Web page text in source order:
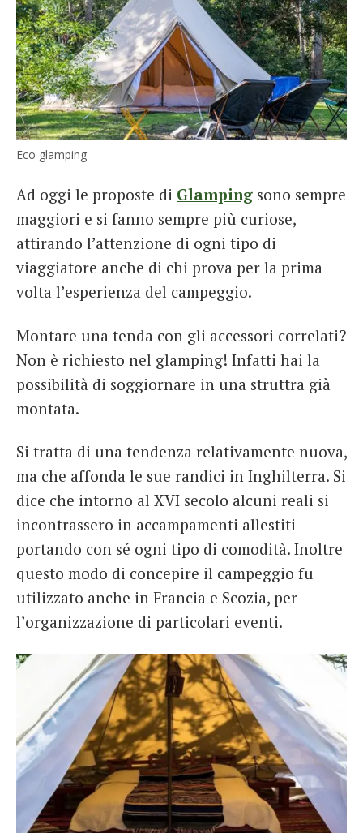
Eco glamping
Ad oggi le proposte di Glamping sono sempre
maggiori e si fanno sempre più curiose,
attirando l’attenzione di ogni tipo di
viaggiatore anche di chi prova per la prima
volta l’esperienza del campeggio.
Montare una tenda con gli accessori correlati?
Non è richiesto nel glamping! Infatti hai la
possibilità di soggiornare in una struttra già
montata.
Si tratta di una tendenza relativamente nuova,
ma che affonda le sue randici in Inghilterra. Si
dice che intorno al XVI secolo alcuni reali si
incontrassero in accampamenti allestiti
portando con sé ogni tipo di comodità. Inoltre
questo modo di concepire il campeggio fu
utilizzato anche in Francia e Scozia, per
l’organizzazione di particolari eventi.